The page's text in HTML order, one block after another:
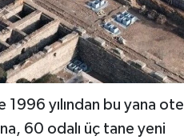
yılından bu yana otel
60 odalı üç tane yeni